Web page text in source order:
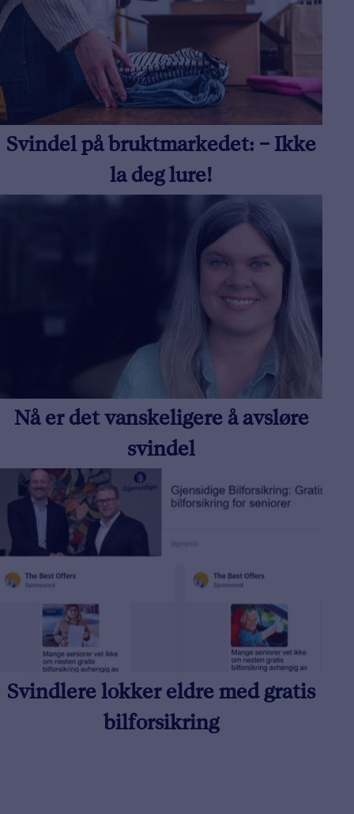
Svindel på bruktmarkedet: – Ikke
la deg lure!
Nå er det vanskeligere å avsløre
svindel
Svindlere lokker eldre med gratis
bilforsikring